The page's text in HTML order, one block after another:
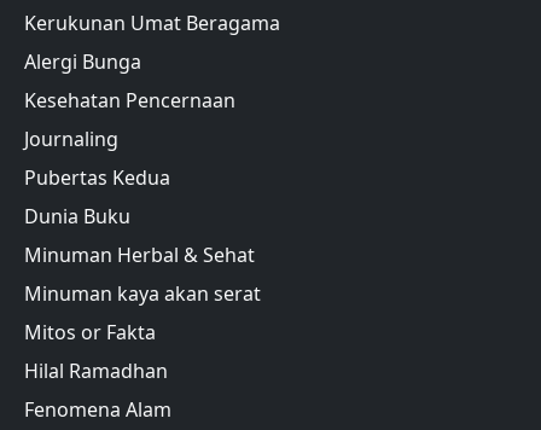
Kerukunan Umat Beragama
Alergi Bunga
Kesehatan Pencernaan
Journaling
Pubertas Kedua
Dunia Buku
Minuman Herbal & Sehat
Minuman kaya akan serat
Mitos or Fakta
Hilal Ramadhan
Fenomena Alam